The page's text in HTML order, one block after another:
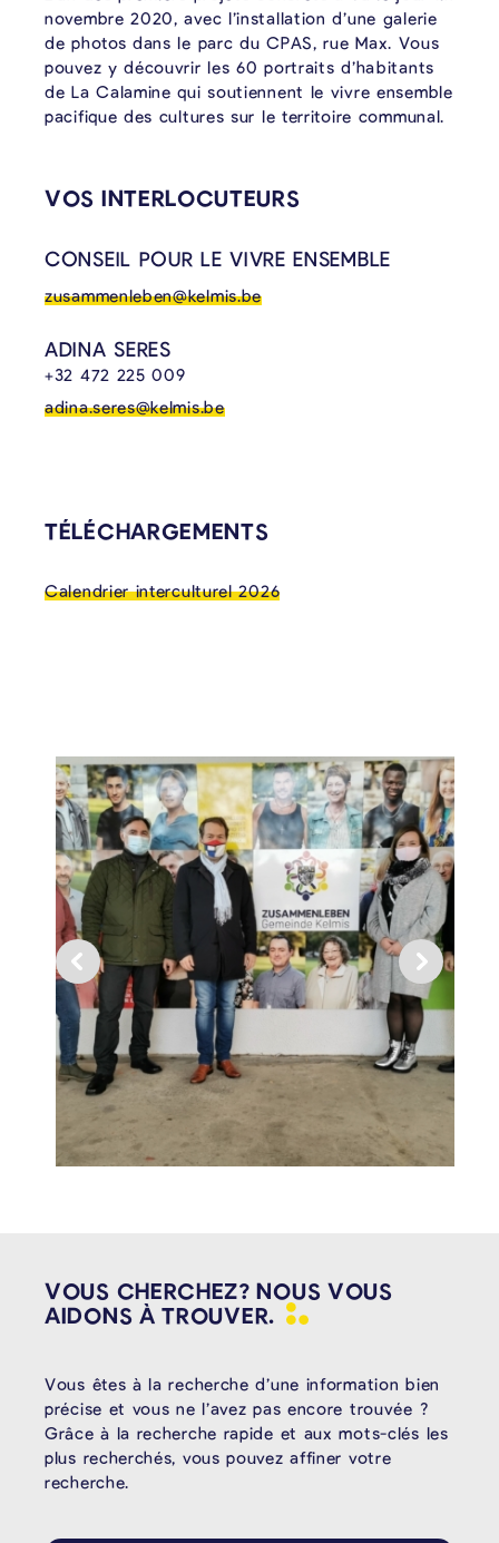
novembre 2020, avec l’installation d’une galerie
de photos dans le parc du CPAS, rue Max. Vous
pouvez y découvrir les 60 portraits d’habitants
de La Calamine qui soutiennent le vivre ensemble
pacifique des cultures sur le territoire communal.
CONTENU LIÉ
VOS INTERLOCUTEURS
CONSEIL POUR LE VIVRE ENSEMBLE
zusammenleben@kelmis.be
ADINA SERES
+32 472 225 009
adina.seres@kelmis.be
TÉLÉCHARGEMENTS
Calendrier interculturel 2026
VOUS CHERCHEZ? NOUS VOUS
AIDONS ÀTROUVER.
Vous êtes à la recherche d’une information bien
précise et vous ne l’avez pas encore trouvée ?
Grâce à la recherche rapide et aux mots-clés les
plus recherchés, vous pouvez affiner votre
recherche.